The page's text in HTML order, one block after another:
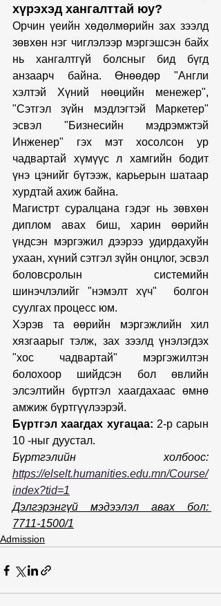
хүрэхэд хангалттай юу?
Орчин үеийн хөдөлмөрийн зах зээлд
зөвхөн нэг чиглэлээр мэргэшсэн байх
нь хангалтгүй болсныг бид бүгд
анзаарч байна. Өнөөдөр "Англи
хэлтэй Хүний нөөцийн менежер",
"Сэтгэл зүйн мэдлэгтэй Маркетер"
эсвэл "Бизнесийн мэдрэмжтэй
Инженер" гэх мэт хосолсон ур
чадвартай хүмүүс л хамгийн бодит
үнэ цэнийг бүтээж, карьерын шатаар
хурдтай ахиж байна.
Магистрт суралцана гэдэг нь зөвхөн
диплом авах биш, харин өөрийн
үндсэн мэргэжил дээрээ удирдахуйн
ухаан, хүний сэтгэл зүйн онцлог, эсвэл
боловсролын системийн
шинэчлэлийг "нэмэлт хүч"  болгон
суулгах процесс юм.
Хэрэв та өөрийн мэргэжлийн хил
хязгаарыг тэлж, зах зээлд үнэлэгдэх
"хос чадвартай" мэргэжилтэн
болохоор шийдсэн бол өвлийн
элсэлтийн бүртгэл хаагдахаас өмнө
амжиж бүртгүүлээрэй.
Бүртгэл хаагдах хугацаа: 2-р сарын
10 -ныг дуустал.
https://elselt.humanities.edu.mn/Course/
index?tid=1
Дэлгэрэнгүй мэдээлэл авах бол:
7711-1500/1
Admission